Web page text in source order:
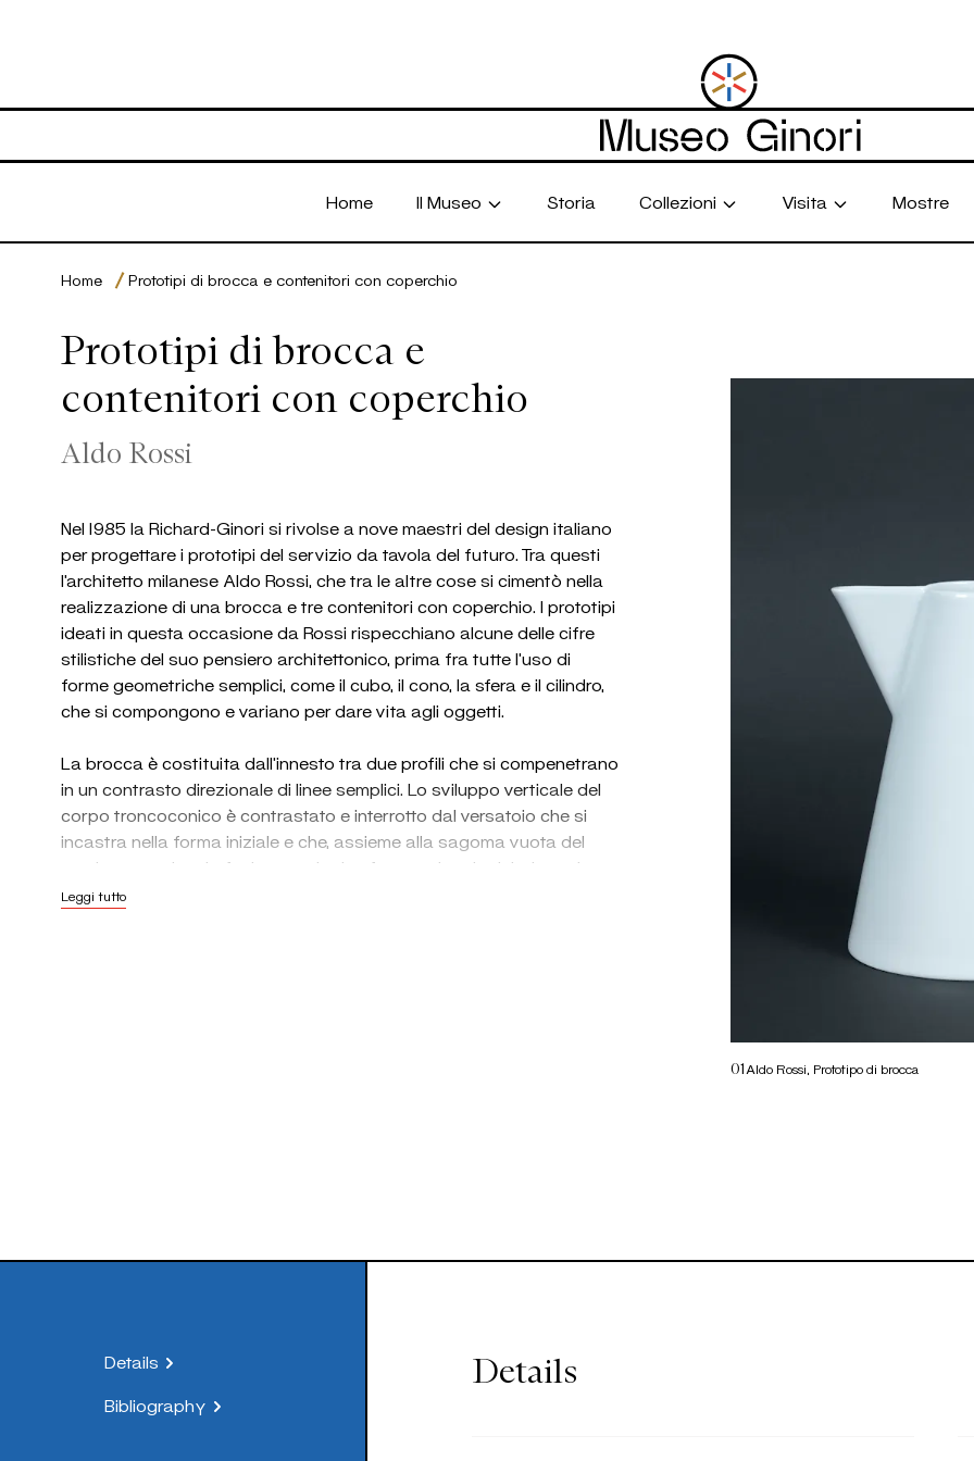
Home Il Museo Storia Collezioni Visita Mostre
Home Prototipi di brocca e contenitori con coperchio
Prototipi di brocca e
contenitori con coperchio
Aldo Rossi
Nel 1985 la Richard-Ginori si rivolse a nove maestri del design italiano
per progettare i prototipi del servizio da tavola del futuro. Tra questi
l’architetto milanese Aldo Rossi, che tra le altre cose si cimentò nella
realizzazione di una brocca e tre contenitori con coperchio. I prototipi
ideati in questa occasione da Rossi rispecchiano alcune delle cifre
stilistiche del suo pensiero architettonico, prima fra tutte l’uso di
forme geometriche semplici, come il cubo, il cono, la sfera e il cilindro,
che si compongono e variano per dare vita agli oggetti.
La brocca è costituita dall’innesto tra due profili che si compenetrano
in un contrasto direzionale di linee semplici. Lo sviluppo verticale del
corpo troncoconico è contrastato e interrotto dal versatoio che si
incastra nella forma iniziale e che, assieme alla sagoma vuota del
manico, completa la fusione tra le due forme primarie del triangolo.
Leggi tutto
01 Aldo Rossi, Prototipo di brocca
Details
Bibliography
Details